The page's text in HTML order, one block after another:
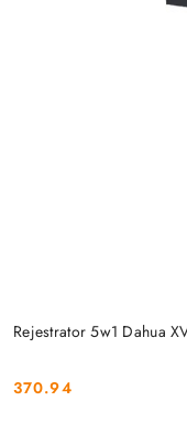
Rejestrator 5w1 Dahua
Cena:
370.94